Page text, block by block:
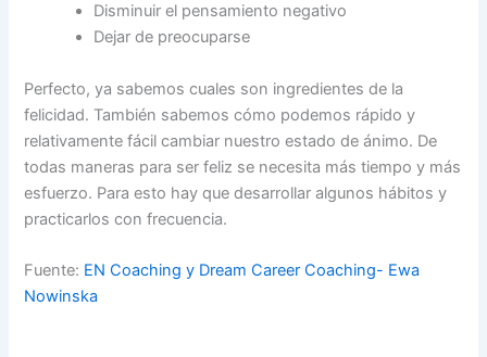
Disminuir el pensamiento negativo
Dejar de preocuparse
Perfecto, ya sabemos cuales son ingredientes de la
felicidad. También sabemos cómo podemos rápido y
relativamente fácil cambiar nuestro estado de ánimo. De
todas maneras para ser feliz se necesita más tiempo y más
esfuerzo. Para esto hay que desarrollar algunos hábitos y
practicarlos con frecuencia.
Fuente: EN Coaching y Dream Career Coaching- Ewa
Nowinska